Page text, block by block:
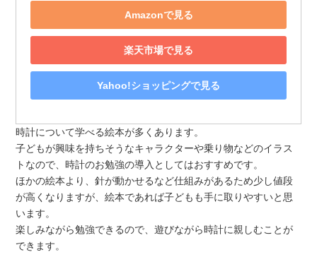
Amazonで見る
楽天市場で見る
Yahoo!ショッピングで見る
時計について学べる絵本が多くあります。
子どもが興味を持ちそうなキャラクターや乗り物などのイラス
トなので、時計のお勉強の導入としてはおすすめです。
ほかの絵本より、針が動かせるなど仕組みがあるため少し値段
が高くなりますが、絵本であれば子どもも手に取りやすいと思
います。
楽しみながら勉強できるので、遊びながら時計に親しむことが
できます。